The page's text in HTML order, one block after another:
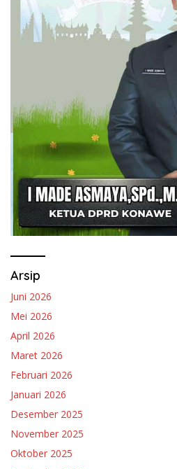
Arsip
Juni 2026
Mei 2026
April 2026
Maret 2026
Februari 2026
Januari 2026
Desember 2025
November 2025
Oktober 2025